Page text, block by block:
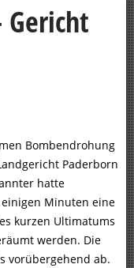
Bombendrohung
Paderborn
hatte
Minuten eine
kurzen Ultimatums
werden. Die
vorübergehend ab.